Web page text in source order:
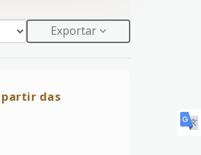
Exportar
das